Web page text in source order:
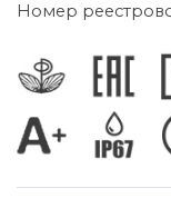
Номер